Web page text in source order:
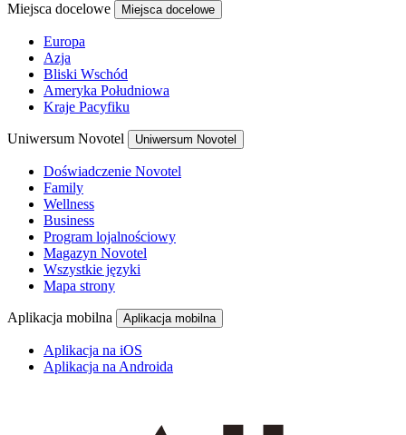
Miejsca docelowe Miejsca docelowe
Europa
Azja
Bliski Wschód
Ameryka Południowa
Kraje Pacyfiku
Uniwersum Novotel Uniwersum Novotel
Doświadczenie Novotel
Family
Wellness
Business
Program lojalnościowy
Magazyn Novotel
Wszystkie języki
Mapa strony
Aplikacja mobilna Aplikacja mobilna
Aplikacja na iOS
Aplikacja na Androida